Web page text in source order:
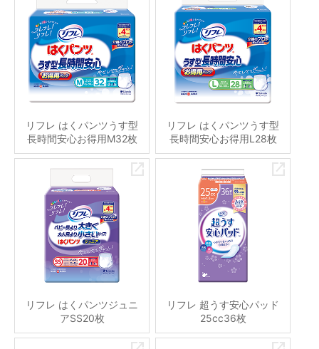
リフレ はくパンツうす型
長時間安心お得用M32枚
リフレ はくパンツうす型
長時間安心お得用L28枚
リフレ はくパンツジュニ
アSS20枚
リフレ 超うす安心パッド
25cc36枚